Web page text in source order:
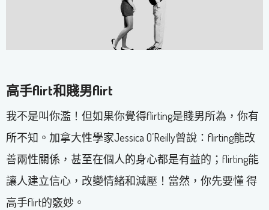
高手flirt和賤男flirt
我不是叫你濫！但如果你覺得flirting是賤男所為，你有
所不知。加拿大性學家Jessica O’Reilly曾說：flirting能改
善兩性關係，甚至在個人的身心都是有益的；flirting能
讓人建立信心，改變情緒和減壓！當然，你先要懂 得
高手flirt的竅妙。